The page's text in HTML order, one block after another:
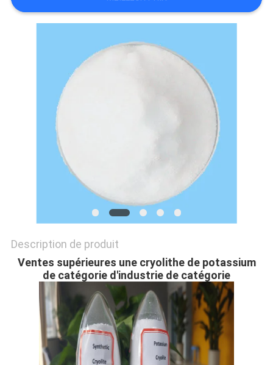
AFFAIRES
DEMANDEZ
UN DEVIS
CONFIDENTIALITÉ
Description de produit
Ventes supérieures une cryolithe de potassium
de catégorie d'industrie de catégorie